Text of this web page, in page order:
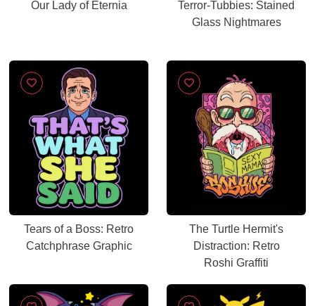
Our Lady of Eternia
Terror-Tubbies: Stained
Glass Nightmares
Tears of a Boss: Retro
Catchphrase Graphic
The Turtle Hermit's
Distraction: Retro
Roshi Graffiti